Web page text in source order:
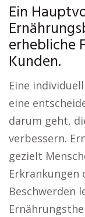
Ein
erhebliche
Kunden.
Eine
eine
darum geht,
verbessern.
gezielt
Erkrankungen
Beschwerden